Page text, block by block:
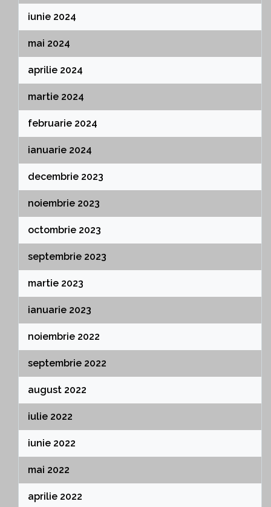
iunie 2024
mai 2024
aprilie 2024
martie 2024
februarie 2024
ianuarie 2024
decembrie 2023
noiembrie 2023
octombrie 2023
septembrie 2023
martie 2023
ianuarie 2023
noiembrie 2022
septembrie 2022
august 2022
iulie 2022
iunie 2022
mai 2022
aprilie 2022